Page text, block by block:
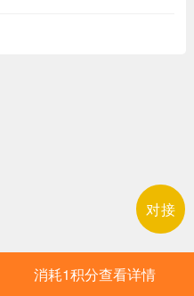
对接
消耗1积分查看详情